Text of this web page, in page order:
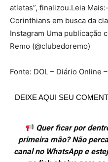
atletas”, finalizou.Leia
Corinthians em busca da
Instagram Uma publicação
Remo (@clubedoremo)
Fonte: DOL – Diário Online
DEIXE AQUI SEU
Quer ficar por
primeira mão? Não
canal no WhatsApp e